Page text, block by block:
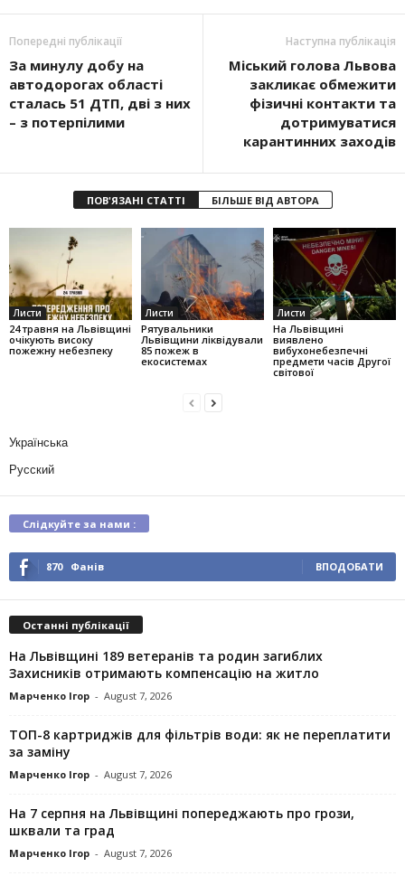
Попередні публікації
За минулу добу на
автодорогах області
сталась 51 ДТП, дві з них
– з потерпілими
Наступна публікація
Міський голова Львова
закликає обмежити
фізичні контакти та
дотримуватися
карантинних заходів
ПОВ'ЯЗАНІ СТАТТІ БІЛЬШЕ ВІД АВТОРА
Листи
24 травня на Львівщині
очікують високу
пожежну небезпеку
Листи
Рятувальники
Львівщини ліквідували
85 пожеж в
екосистемах
Листи
На Львівщині
виявлено
вибухонебезпечні
предмети часів Другої
світової
Українська
Русский
Слідкуйте за нами :
870 Фанів ВПОДОБАТИ
Останні публікації
На Львівщині 189 ветеранів та родин загиблих
Захисників отримають компенсацію на житло
Марченко Ігор - August 7, 2026
ТОП-8 картриджів для фільтрів води: як не переплатити
за заміну
Марченко Ігор - August 7, 2026
На 7 серпня на Львівщині попереджають про грози,
шквали та град
Марченко Ігор - August 7, 2026